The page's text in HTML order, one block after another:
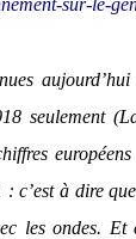
seulement
: c’est à dire
les ondes. Et